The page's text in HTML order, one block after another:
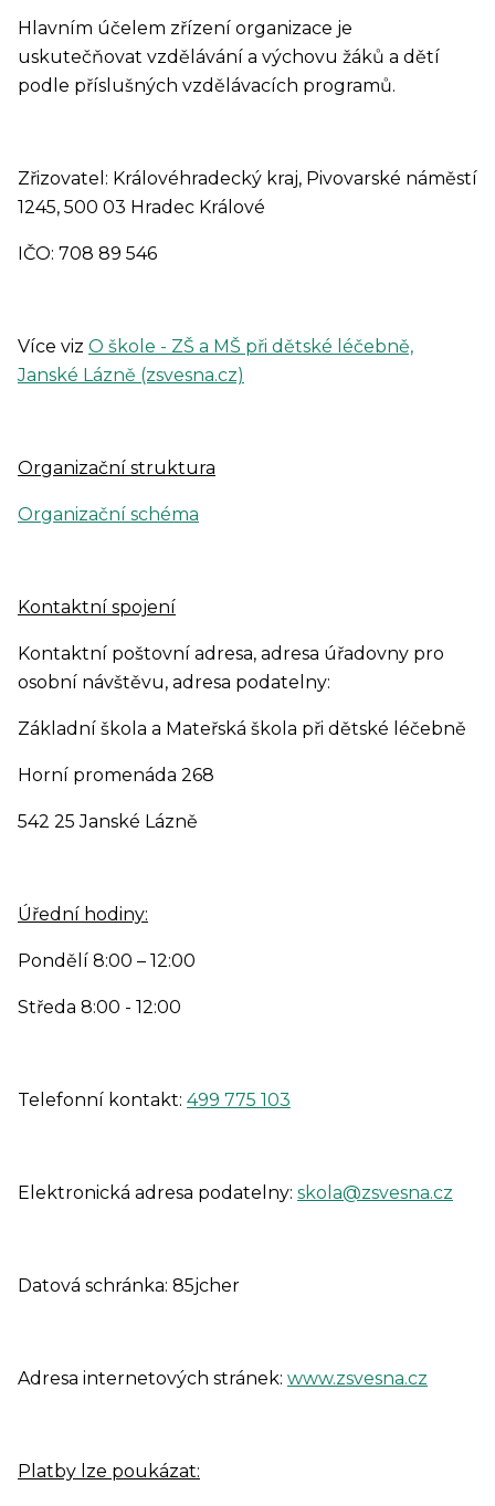
Hlavním účelem zřízení organizace je
uskutečňovat vzdělávání a výchovu žáků a dětí
podle příslušných vzdělávacích programů.
Zřizovatel: Královéhradecký kraj, Pivovarské náměstí
1245, 500 03 Hradec Králové
IČO: 708 89 546
Více viz O škole - ZŠ a MŠ při dětské léčebně,
Janské Lázně (zsvesna.cz)
Organizační struktura
Organizační schéma
Kontaktní spojení
Kontaktní poštovní adresa, adresa úřadovny pro
osobní návštěvu, adresa podatelny:
Základní škola a Mateřská škola při dětské léčebně
Horní promenáda 268
542 25 Janské Lázně
Úřední hodiny:
Pondělí 8:00 – 12:00
Středa 8:00 - 12:00
Telefonní kontakt: 499 775 103
Elektronická adresa podatelny: skola@zsvesna.cz
Datová schránka: 85jcher
Adresa internetových stránek: www.zsvesna.cz
Platby lze poukázat: